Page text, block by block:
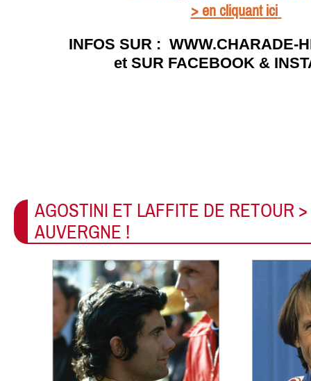
> en cliquant ici
INFOS SUR : WWW.CHARADE-
et SUR FACEBOOK &
AGOSTINI ET LAFFITE DE RETOUR
AUVERGNE !